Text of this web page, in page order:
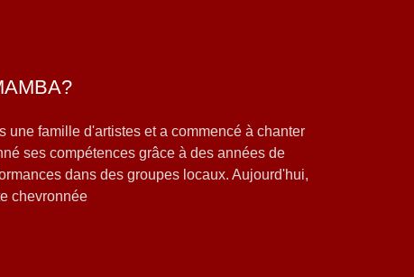
une famille d'artistes et a commencé à chanter
ses compétences grâce à des années de
dans des groupes locaux. Aujourd'hui,
chevronnée